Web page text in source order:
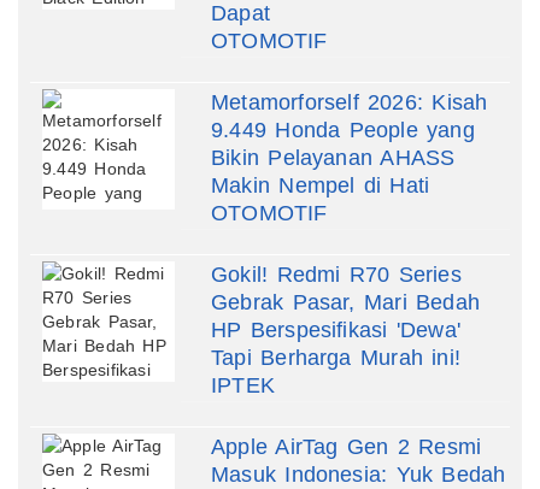
Dapat
OTOMOTIF
Metamorforself 2026: Kisah
9.449 Honda People yang
Bikin Pelayanan AHASS
Makin Nempel di Hati
OTOMOTIF
Gokil! Redmi R70 Series
Gebrak Pasar, Mari Bedah
HP Berspesifikasi 'Dewa'
Tapi Berharga Murah ini!
IPTEK
Apple AirTag Gen 2 Resmi
Masuk Indonesia: Yuk Bedah